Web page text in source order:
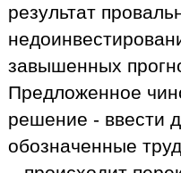
результат
завышенных
Предложенное
решение - ввести
обозначенные